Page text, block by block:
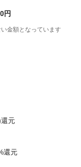
円
金額となっています
元
還元